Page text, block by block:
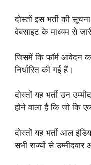
दोस्तों इस भर्ती की
वेबसाइट के माध्यम से
जिसमें कि फॉर्म आवेदन
निर्धारित की गई हैं।
दोस्तों यह भर्ती उन
होने वाला है कि जो कि
दोस्तों यह भर्ती आल
सभी राज्यों से